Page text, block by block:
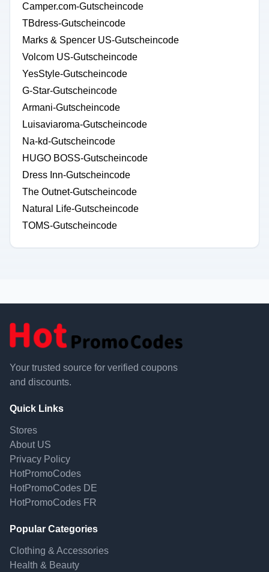
Camper.com-Gutscheincode
TBdress-Gutscheincode
Marks & Spencer US-Gutscheincode
Volcom US-Gutscheincode
YesStyle-Gutscheincode
G-Star-Gutscheincode
Armani-Gutscheincode
Luisaviaroma-Gutscheincode
Na-kd-Gutscheincode
HUGO BOSS-Gutscheincode
Dress Inn-Gutscheincode
The Outnet-Gutscheincode
Natural Life-Gutscheincode
TOMS-Gutscheincode
Your trusted source for verified coupons
and discounts.
Quick Links
Stores
About US
Privacy Policy
HotPromoCodes
HotPromoCodes DE
HotPromoCodes FR
Popular Categories
Clothing & Accessories
Health & Beauty